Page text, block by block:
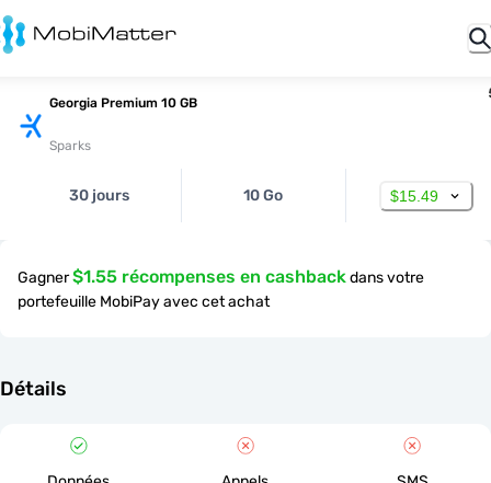
Georgia Premium 10 GB
Sparks
30 jours 10 Go $15.49
Gagner$1.55 récompenses en cashbackdans votre
portefeuille MobiPay avec cet achat
Détails